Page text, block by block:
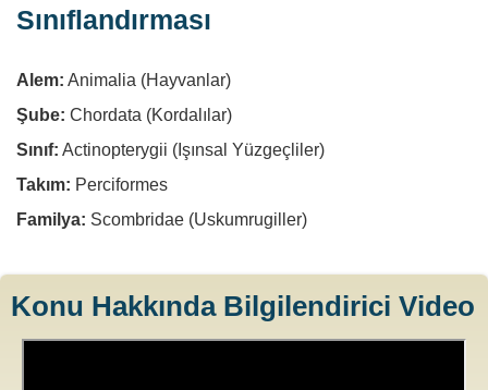
Sınıflandırması
Alem: Animalia (Hayvanlar)
Şube: Chordata (Kordalılar)
Sınıf: Actinopterygii (Işınsal Yüzgeçliler)
Takım: Perciformes
Familya: Scombridae (Uskumrugiller)
Konu Hakkında Bilgilendirici Video